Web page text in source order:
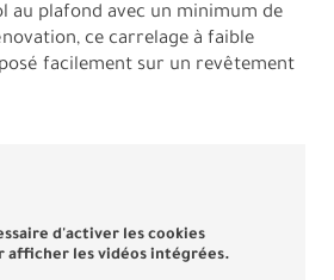
au plafond avec un minimum de
ce carrelage à faible
facilement sur un revêtement
d'activer les cookies
afficher les vidéos intégrées.